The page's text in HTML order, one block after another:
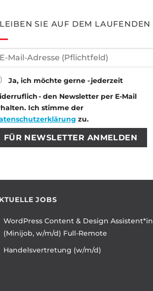
SIE AUF DEM LAUFENDEN
Ja, ich möchte gerne - jederzeit
- den Newsletter per E-Mail
Ich stimme der
zu.
lasse dieses Feld leer.
lasse dieses Feld leer.
JOBS
WordPress Content & Design Assistent*in
(Minijob, w/m/d) Full-Remote
Handelsvertretung (w/m/d)